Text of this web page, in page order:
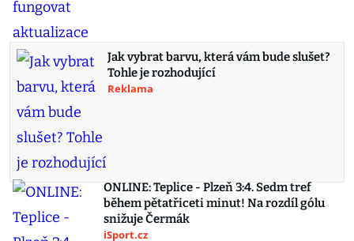
Jak vybrat barvu, která vám bude slušet?
Tohle je rozhodující
Reklama
ONLINE: Teplice - Plzeň 3:4. Sedm tref
během pětatřiceti minut! Na rozdíl gólu
snižuje Čermák
iSport.cz